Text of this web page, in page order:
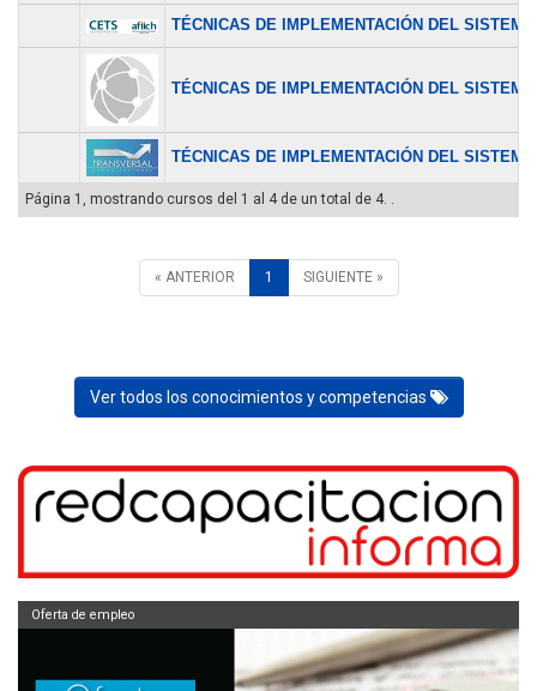
TÉCNICAS DE IMPLEMENTACIÓN DEL
TÉCNICAS DE IMPLEMENTACIÓN DEL
TÉCNICAS DE IMPLEMENTACIÓN DEL
Página 1, mostrando cursos del 1 al 4 de un total de 4. .
« ANTERIOR 1 SIGUIENTE »
Ver todos los conocimientos y competencias
Oferta de empleo